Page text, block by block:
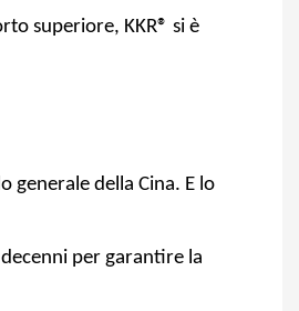
superiore, KKR® si è
generale della Cina. E lo
per garantire la